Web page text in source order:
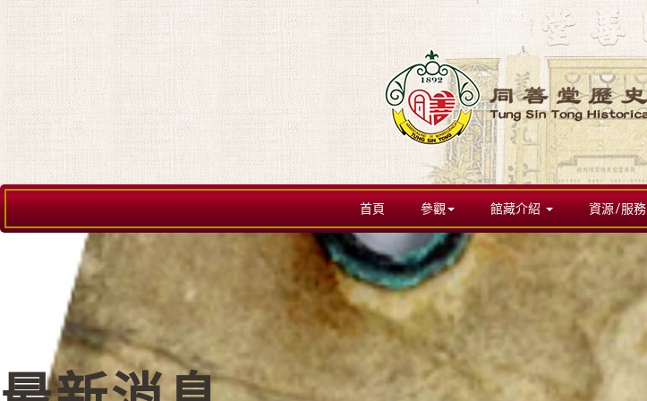
首頁 參觀 館藏介紹 資源/服務